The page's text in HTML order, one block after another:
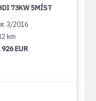
73KW 5MÍST
3/2016
km
926 EUR